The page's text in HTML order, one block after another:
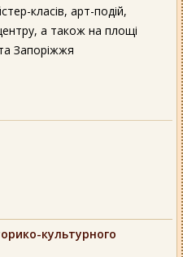
класів, арт-подій,
а також на площі
Запоріжжя
культурного